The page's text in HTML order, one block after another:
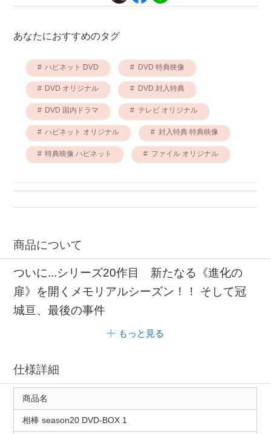
あなたにおすすめのタグ
ハピネット DVD DVD 特典映像
DVD オリジナル DVD 封入特典
DVD 国内ドラマ テレビ オリジナル
ハピネット オリジナル 封入特典 特典映像
特典映像 ハピネット ファイル オリジナル
商品について
ついに...シリーズ20作目 新たなる《進化の
扉》を開くメモリアルシーズン！！ そして冠
城亘、最後の事件
もっと見る
仕様詳細
商品名
相棒 season20 DVD-BOX 1